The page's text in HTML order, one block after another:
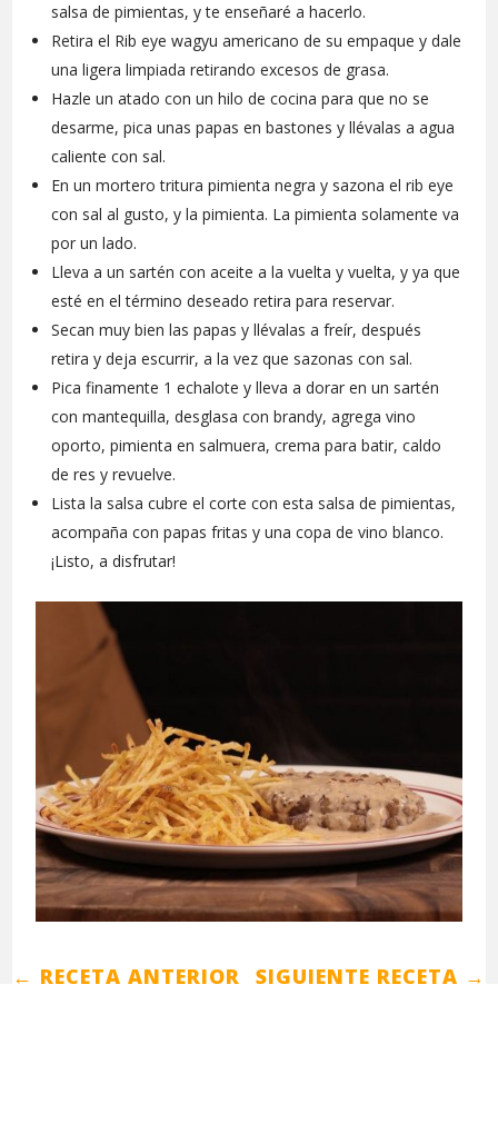
salsa de pimientas, y te enseñaré a hacerlo.
Retira el Rib eye wagyu americano de su empaque y dale
una ligera limpiada retirando excesos de grasa.
Hazle un atado con un hilo de cocina para que no se
desarme, pica unas papas en bastones y llévalas a agua
caliente con sal.
En un mortero tritura pimienta negra y sazona el rib eye
con sal al gusto, y la pimienta. La pimienta solamente va
por un lado.
Lleva a un sartén con aceite a la vuelta y vuelta, y ya que
esté en el término deseado retira para reservar.
Secan muy bien las papas y llévalas a freír, después
retira y deja escurrir, a la vez que sazonas con sal.
Pica finamente 1 echalote y lleva a dorar en un sartén
con mantequilla, desglasa con brandy, agrega vino
oporto, pimienta en salmuera, crema para batir, caldo
de res y revuelve.
Lista la salsa cubre el corte con esta salsa de pimientas,
acompaña con papas fritas y una copa de vino blanco.
¡Listo, a disfrutar!
← RECETA ANTERIOR SIGUIENTE RECETA →